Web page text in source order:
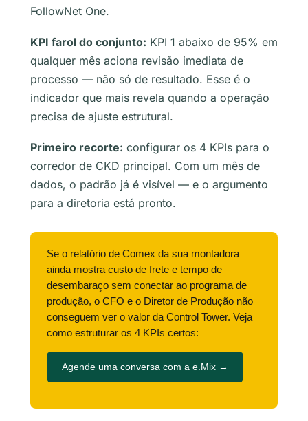
FollowNet One.
KPI farol do conjunto: KPI 1 abaixo de 95% em
qualquer mês aciona revisão imediata de
processo — não só de resultado. Esse é o
indicador que mais revela quando a operação
precisa de ajuste estrutural.
Primeiro recorte: configurar os 4 KPIs para o
corredor de CKD principal. Com um mês de
dados, o padrão já é visível — e o argumento
para a diretoria está pronto.
Se o relatório de Comex da sua montadora
ainda mostra custo de frete e tempo de
desembaraço sem conectar ao programa de
produção, o CFO e o Diretor de Produção não
conseguem ver o valor da Control Tower. Veja
como estruturar os 4 KPIs certos:
Agende uma conversa com a e.Mix →